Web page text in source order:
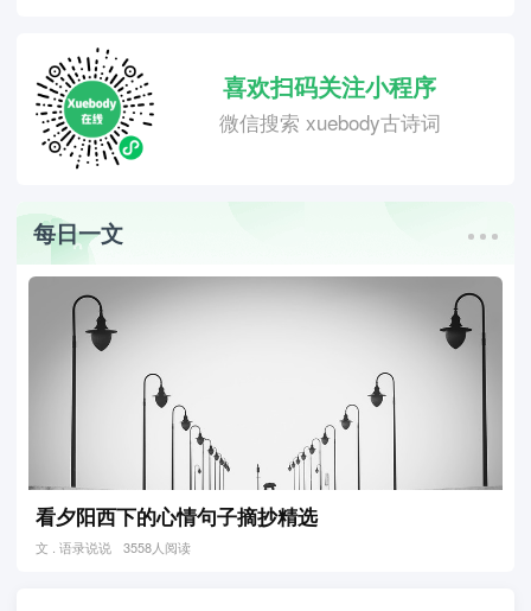
喜欢扫码关注小程序
微信搜索 xuebody古诗词
每日一文
看夕阳西下的心情句子摘抄精选
文 . 语录说说 3558人阅读